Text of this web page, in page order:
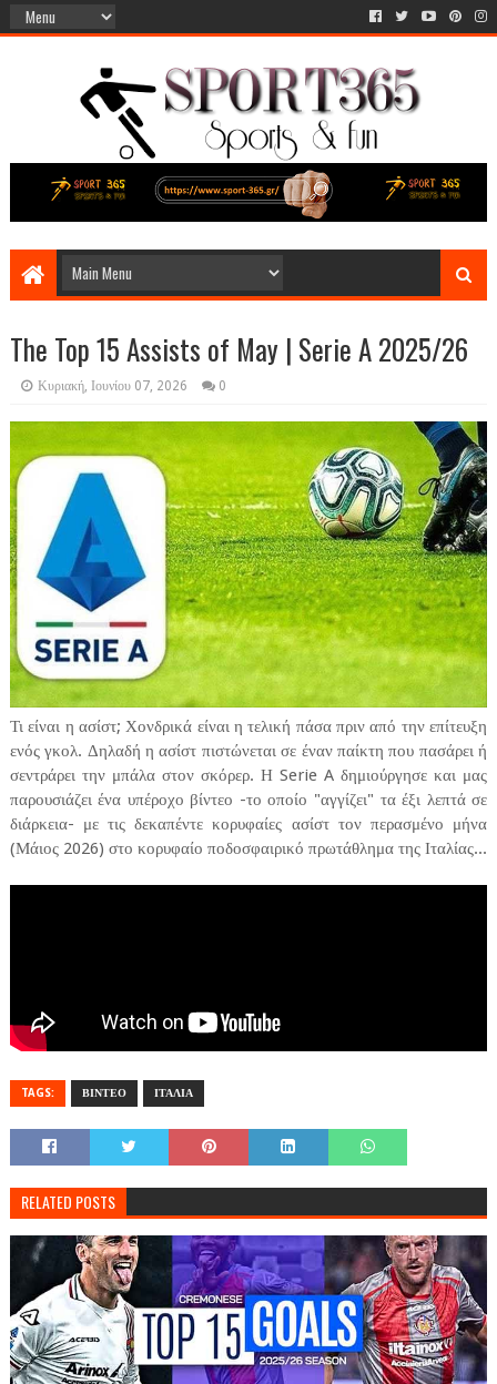
The Top 15 Assists of May | Serie A 2025/26
Κυριακή, Ιουνίου 07, 2026 0
Τι είναι η ασίστ; Χονδρικά είναι η τελική πάσα πριν από την επίτευξη
ενός γκολ. Δηλαδή η ασίστ πιστώνεται σε έναν παίκτη που πασάρει ή
σεντράρει την μπάλα στον σκόρερ. Η Serie A δημιούργησε και μας
παρουσιάζει ένα υπέροχο βίντεο -το οποίο "αγγίζει" τα έξι λεπτά σε
διάρκεια- με τις δεκαπέντε κορυφαίες ασίστ τον περασμένο μήνα
(Μάιος 2026) στο κορυφαίο ποδοσφαιρικό πρωτάθλημα της Ιταλίας...
TAGS: ΒΙΝΤΕΟ ΙΤΑΛΙΑ
RELATED POSTS